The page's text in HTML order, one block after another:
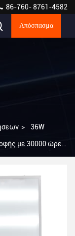
86-760- 8761-4582
Απόσπασμα
> 36W
με 30000 ώρες